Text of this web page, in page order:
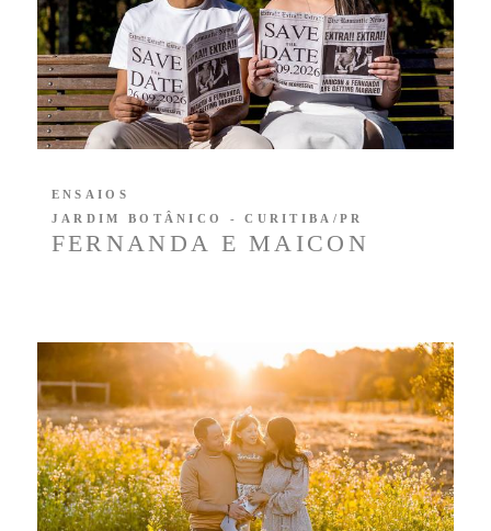
FERNANDA E MAICON
ENSAIOS
JARDIM BOTÂNICO - CURITIBA/PR